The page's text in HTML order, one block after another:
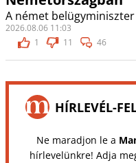
A német
2026.08.06 11:03
1
11 46
HÍRLEVÉL-
Ne maradjon le a
hírlevelünkre! Adja